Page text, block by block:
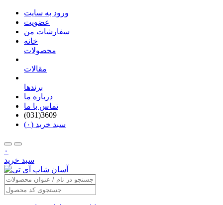
ورود به سایت
عضویت
سفارشات من
خانه
محصولات
مقالات
برندها
درباره ما
تماس با ما
(031)3609
سبد خرید (۰)
۰
سبد خرید